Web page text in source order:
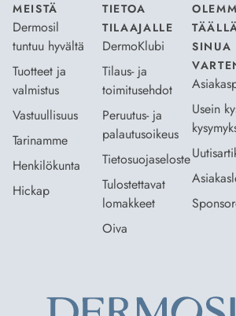
MEISTÄ
Dermosil
tuntuu hyvältä
Tuotteet ja
valmistus
Vastuullisuus
Tarinamme
Henkilökunta
Hickap
TIETOA
TILAAJALLE
DermoKlubi
Tilaus- ja
toimitusehdot
Peruutus- ja
palautusoikeus
Tietosuojaseloste
Tulostettavat
lomakkeet
Oiva
SINUA
Usein